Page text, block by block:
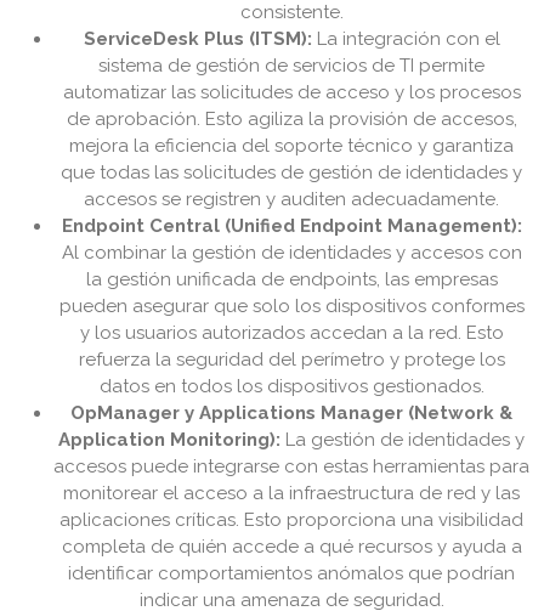
consistente.
ServiceDesk Plus (ITSM): La integración con el
sistema de gestión de servicios de TI permite
automatizar las solicitudes de acceso y los procesos
de aprobación. Esto agiliza la provisión de accesos,
mejora la eficiencia del soporte técnico y garantiza
que todas las solicitudes de gestión de identidades y
accesos se registren y auditen adecuadamente.
Endpoint Central (Unified Endpoint Management):
Al combinar la gestión de identidades y accesos con
la gestión unificada de endpoints, las empresas
pueden asegurar que solo los dispositivos conformes
y los usuarios autorizados accedan a la red. Esto
refuerza la seguridad del perímetro y protege los
datos en todos los dispositivos gestionados.
OpManager y Applications Manager (Network &
Application Monitoring): La gestión de identidades y
accesos puede integrarse con estas herramientas para
monitorear el acceso a la infraestructura de red y las
aplicaciones críticas. Esto proporciona una visibilidad
completa de quién accede a qué recursos y ayuda a
identificar comportamientos anómalos que podrían
indicar una amenaza de seguridad.